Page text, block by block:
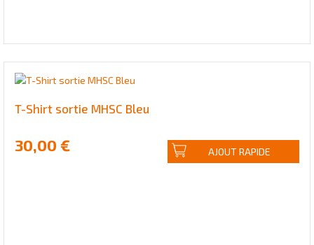
T-Shirt sortie MHSC Bleu
30,00 € AJOUT RAPIDE